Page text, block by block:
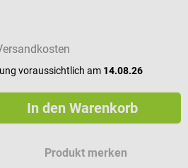
voraussichtlich am 14.08.26
In den Warenkorb
Produkt merken